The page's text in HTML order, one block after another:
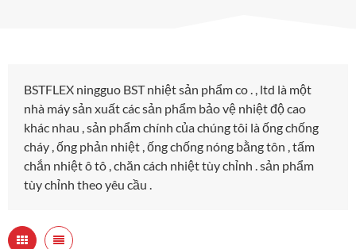
BSTFLEX ningguo BST nhiệt sản phẩm co . , ltd là một
nhà máy sản xuất các sản phẩm bảo vệ nhiệt độ cao
khác nhau , sản phẩm chính của chúng tôi là ống chống
cháy , ống phản nhiệt , ống chống nóng bằng tôn , tấm
chắn nhiệt ô tô , chăn cách nhiệt tùy chỉnh . sản phẩm
tùy chỉnh theo yêu cầu .